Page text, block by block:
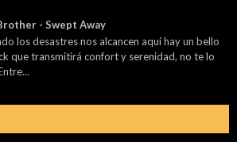
- Swept Away
los desastres nos alcancen aquí hay un bello
que transmitirá confort y serenidad, no te lo